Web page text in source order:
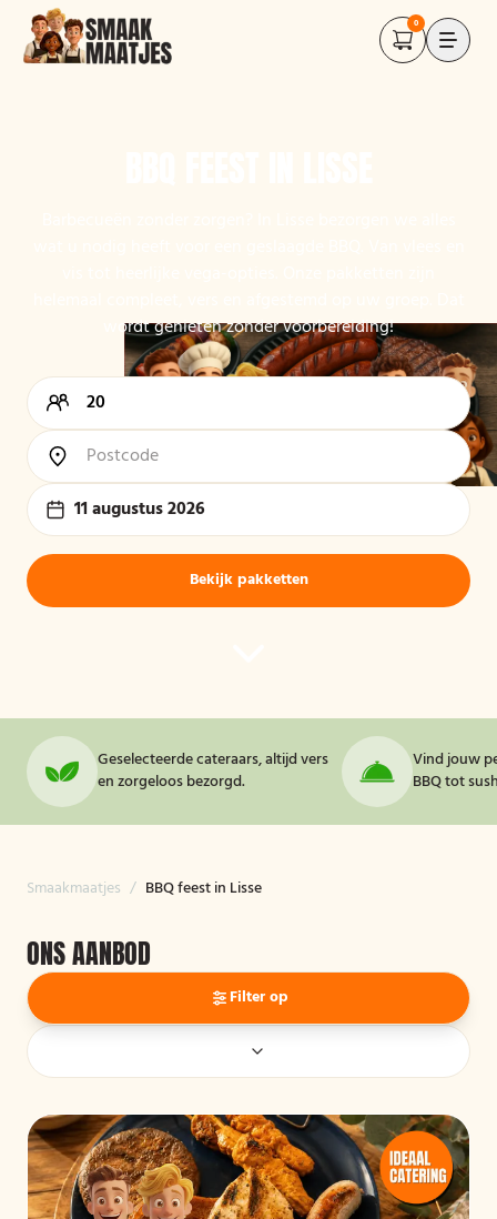
0
wordt genieten zonder voorbereiding!
11 augustus 2026
Bekijk pakketten
Geselecteerde cateraars, altijd vers
en zorgeloos bezorgd.
Vind jouw
BBQ tot
Smaakmaatjes / BBQ feest in Lisse
ONS AANBOD
Filter op